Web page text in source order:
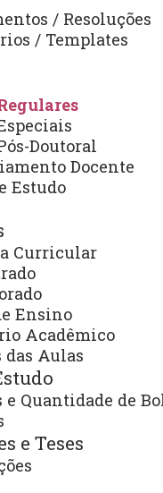
/ Resoluções
/ Templates
Doutoral
Docente
Estudo
Curricular
Ensino
Acadêmico
das Aulas
Quantidade de
e Teses
2024-PPGL - Inscrição de
de Pós-Graduação
área de concentração
em concorrer a
RECENTE: 12 DE
(45) 3220-7491
Horário de Atendimento:
8h às 12h e da 13h ás 17h
8h às 12h e da 13h às 17h